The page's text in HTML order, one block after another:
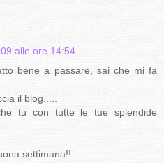
alle ore 14:54
bene a passare, sai che mi fa
il blog.....
tu con tutte le tue splendide
settimana!!